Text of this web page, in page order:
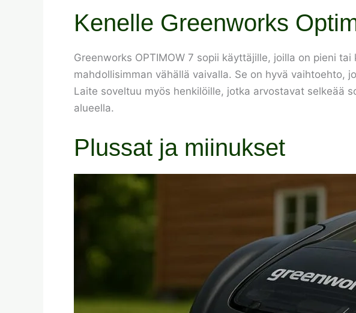
Kenelle Greenworks
Greenworks OPTIMOW 7 sopii käyttäjille, joilla on pieni
mahdollisimman vähällä vaivalla. Se on hyvä vaihtoehto,
Laite soveltuu myös henkilöille, jotka arvostavat selkeää
alueella.
Plussat ja miinukset